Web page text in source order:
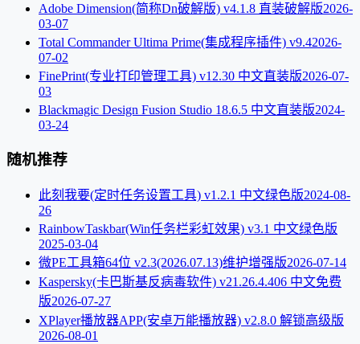
Adobe Dimension(简称Dn破解版) v4.1.8 直装破解版2026-
03-07
Total Commander Ultima Prime(集成程序插件) v9.42026-
07-02
FinePrint(专业打印管理工具) v12.30 中文直装版2026-07-
03
Blackmagic Design Fusion Studio 18.6.5 中文直装版2024-
03-24
随机推荐
此刻我要(定时任务设置工具) v1.2.1 中文绿色版2024-08-
26
RainbowTaskbar(Win任务栏彩虹效果) v3.1 中文绿色版
2025-03-04
微PE工具箱64位 v2.3(2026.07.13)维护增强版2026-07-14
Kaspersky(卡巴斯基反病毒软件) v21.26.4.406 中文免费
版2026-07-27
XPlayer播放器APP(安卓万能播放器) v2.8.0 解锁高级版
2026-08-01